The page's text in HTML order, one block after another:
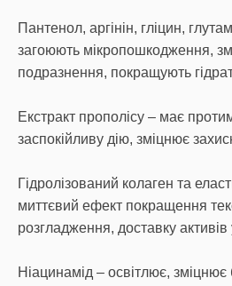
Пантенол, аргінін, гліцин,
загоюють мікропошкодження,
подразнення, покращують
Екстракт прополісу – має
заспокійливу дію, зміцнює
Гідролізований колаген та
миттєвий ефект покращення
розгладження, доставку
Ніацинамід – освітлює, зміцнює